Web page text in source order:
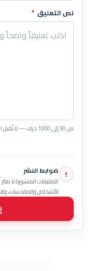
نص التعليق *
من 30 إلى 1000 حرف — لا تُقبل الروابط أو أكواد HTML.
! ضوابط النشر
التعليقات المنشورة لا
للأشخاص والمقدسات،